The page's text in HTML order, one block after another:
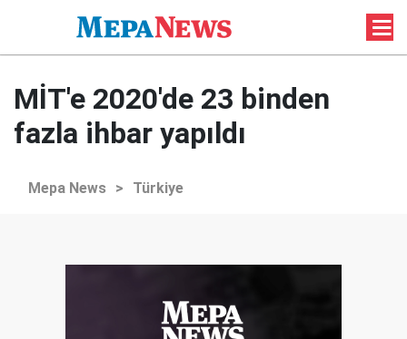
MİT'e 2020'de 23 binden
fazla ihbar yapıldı
Mepa News > Türkiye